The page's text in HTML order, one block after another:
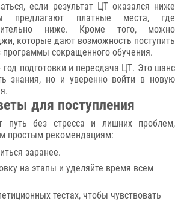
если результат ЦТ оказался ниже
предлагают платные места, где
ниже. Кроме того, можно
которые дают возможность поступить
программы сокращенного обучения.
подготовки и пересдача ЦТ. Это шанс
знания, но и уверенно войти в новую
для поступления
путь без стресса и лишних проблем,
простым рекомендациям:
заранее.
на этапы и уделяйте время всем
тестах, чтобы чувствовать